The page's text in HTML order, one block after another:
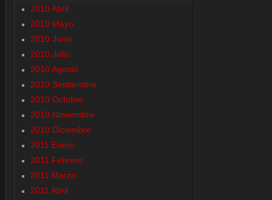
2010 Abril
2010 Mayo
2010 Junio
2010 Julio
2010 Agosto
2010 Septiembre
2010 Octubre
2010 Noviembre
2010 Diciembre
2011 Enero
2011 Febrero
2011 Marzo
2011 Abril